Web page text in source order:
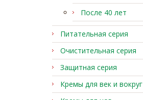
После 40 лет
Питательная серия
Очистительная серия
Защитная серия
Кремы для век и вокруг